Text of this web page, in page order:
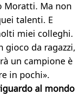
Moratti. Ma non
talenti. E
miei colleghi.
gioco da ragazzi,
un campione è
in pochi».
al mondo